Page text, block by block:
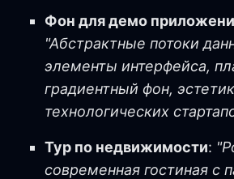
Фон для демо
"Абстрактные потоки
элементы интерфейса,
градиентный фон,
технологических
Тур по недвижимости:
современная гостиная с